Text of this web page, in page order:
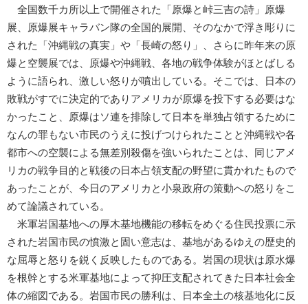
全国数千カ所以上で開催された「原爆と峠三吉の詩」原爆
展、原爆展キャラバン隊の全国的展開、そのなかで浮き彫りに
された「沖縄戦の真実」や「長崎の怒り」、さらに昨年来の原
爆と空襲展では、原爆や沖縄戦、各地の戦争体験がほとばしる
ように語られ、激しい怒りが噴出している。そこでは、日本の
敗戦がすでに決定的でありアメリカが原爆を投下する必要はな
かったこと、原爆はソ連を排除して日本を単独占領するために
なんの罪もない市民のうえに投げつけられたことと沖縄戦や各
都市への空襲による無差別殺傷を強いられたことは、同じアメ
リカの戦争目的と戦後の日本占領支配の野望に貫かれたもので
あったことが、今日のアメリカと小泉政府の策動への怒りをこ
めて論議されている。
米軍岩国基地への厚木基地機能の移転をめぐる住民投票に示
された岩国市民の憤激と固い意志は、基地があるゆえの歴史的
な屈辱と怒りを鋭く反映したものである。岩国の現状は原水爆
を根幹とする米軍基地によって抑圧支配されてきた日本社会全
体の縮図である。岩国市民の勝利は、日本全土の核基地化に反